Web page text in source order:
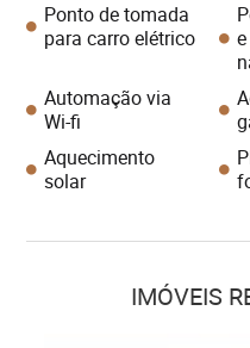
Ponto de tomada
para carro elétrico
Automação via
Wi-fi
Aquecimento
solar
IMÓVEIS